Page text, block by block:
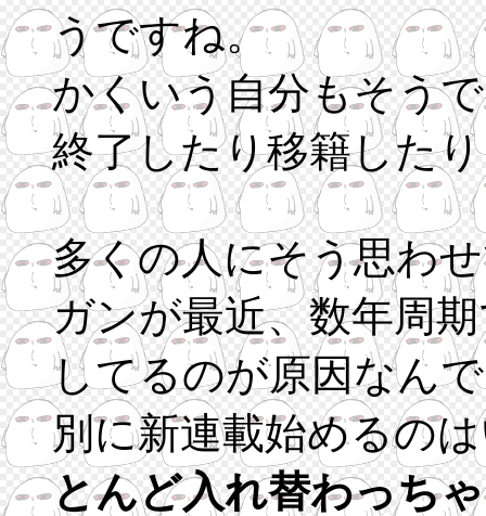
うですね。
かくいう自分もそう
終了したり移籍した
多くの人にそう思わ
ガンが最近、数年周
してるのが原因なん
別に新連載始めるの
とんど入れ替わっち